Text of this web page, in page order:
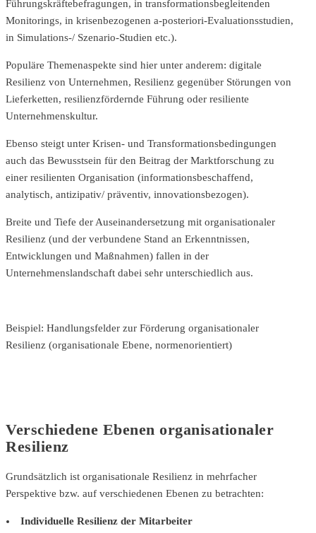
Führungskräftebefragungen, in transformationsbegleitenden
Monitorings, in krisenbezogenen a-posteriori-Evaluationsstudien,
in Simulations-/ Szenario-Studien etc.).
Populäre Themenaspekte sind hier unter anderem: digitale
Resilienz von Unternehmen, Resilienz gegenüber Störungen von
Lieferketten, resilienzfördernde Führung oder resiliente
Unternehmenskultur.
Ebenso steigt unter Krisen- und Transformationsbedingungen
auch das Bewusstsein für den Beitrag der Marktforschung zu
einer resilienten Organisation (informationsbeschaffend,
analytisch, antizipativ/ präventiv, innovationsbezogen).
Breite und Tiefe der Auseinandersetzung mit organisationaler
Resilienz (und der verbundene Stand an Erkenntnissen,
Entwicklungen und Maßnahmen) fallen in der
Unternehmenslandschaft dabei sehr unterschiedlich aus.
Beispiel: Handlungsfelder zur Förderung organisationaler
Resilienz (organisationale Ebene, normenorientiert)
Verschiedene Ebenen organisationaler
Resilienz
Grundsätzlich ist organisationale Resilienz in mehrfacher
Perspektive bzw. auf verschiedenen Ebenen zu betrachten:
Individuelle Resilienz der Mitarbeiter